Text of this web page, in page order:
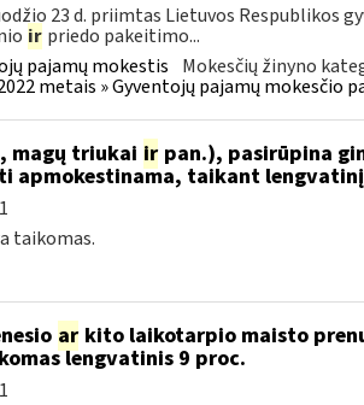
23 d. priimtas Lietuvos Respublikos
ir priedo pakeitimo...
pajamų mokestis Mokesčių žinyno
metais » Gyventojų pajamų mokesčio
magų triukai irpan.), pasirūpina
apmokestinama, taikant
taikomas.
arkito laikotarpio maisto
lengvatinis 9 proc.